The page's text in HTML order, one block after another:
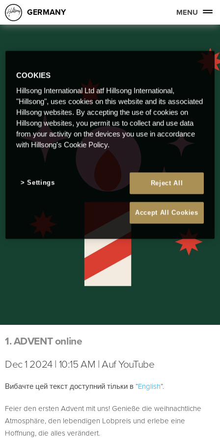
GERMANY MENU
1. ADVENT online
Dec 1 2024 | 10:15 AM | Auf YouTube
Вибачте цей текст доступний тільки в “English”.
Feier den ersten Advent mit uns! Genieße die weihnachtliche
Atmosphäre, den lebendigen Lobpreis und erlebe eine
Hoffnung, die alles verändert.
COOKIES
Hillsong International Ltd atf Hillsong International,
"Hillsong", uses cookies on this website and its associated
Hillsong websites. By accepting the use of cookies on
Hillsong websites, you permit us to collect and use data
from your activity on the devices you use in accordance
with Hillsong's Cookie Policy.
Reject All
Accept All Cookies
Settings